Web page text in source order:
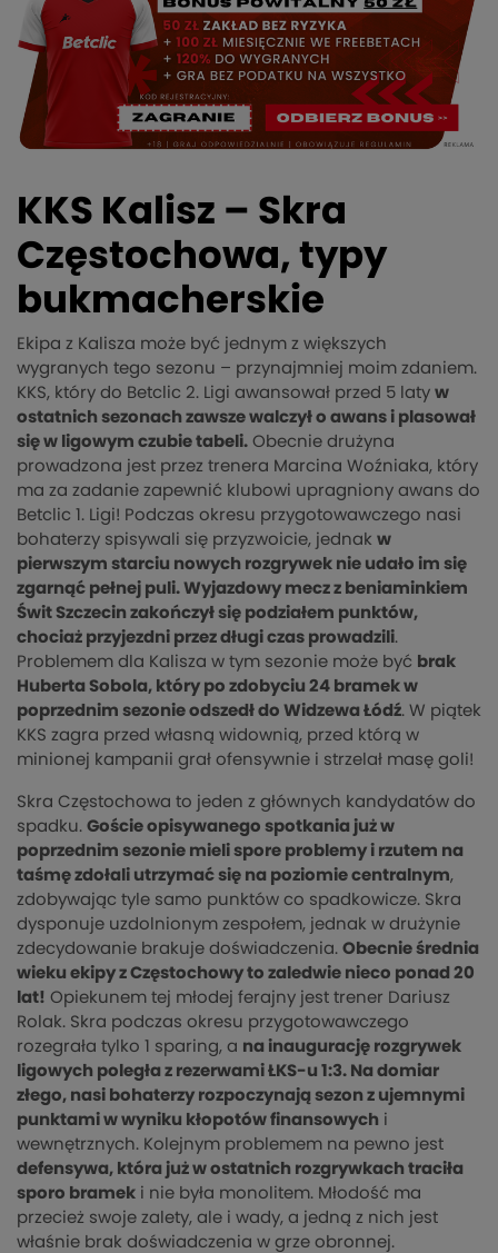
KKS Kalisz – Skra
Częstochowa, typy
bukmacherskie
Ekipa z Kalisza może być jednym z większych
wygranych tego sezonu – przynajmniej moim zdaniem.
KKS, który do Betclic 2. Ligi awansował przed 5 laty w
ostatnich sezonach zawsze walczył o awans i plasował
się w ligowym czubie tabeli. Obecnie drużyna
prowadzona jest przez trenera Marcina Woźniaka, który
ma za zadanie zapewnić klubowi upragniony awans do
Betclic 1. Ligi! Podczas okresu przygotowawczego nasi
bohaterzy spisywali się przyzwoicie, jednak w
pierwszym starciu nowych rozgrywek nie udało im się
zgarnąć pełnej puli. Wyjazdowy mecz z beniaminkiem
Świt Szczecin zakończył się podziałem punktów,
chociaż przyjezdni przez długi czas prowadzili.
Problemem dla Kalisza w tym sezonie może być brak
Huberta Sobola, który po zdobyciu 24 bramek w
poprzednim sezonie odszedł do Widzewa Łódź. W piątek
KKS zagra przed własną widownią, przed którą w
minionej kampanii grał ofensywnie i strzelał masę goli!
Skra Częstochowa to jeden z głównych kandydatów do
spadku. Goście opisywanego spotkania już w
poprzednim sezonie mieli spore problemy i rzutem na
taśmę zdołali utrzymać się na poziomie centralnym,
zdobywając tyle samo punktów co spadkowicze. Skra
dysponuje uzdolnionym zespołem, jednak w drużynie
zdecydowanie brakuje doświadczenia. Obecnie średnia
wieku ekipy z Częstochowy to zaledwie nieco ponad 20
lat! Opiekunem tej młodej ferajny jest trener Dariusz
Rolak. Skra podczas okresu przygotowawczego
rozegrała tylko 1 sparing, a na inaugurację rozgrywek
ligowych poległa z rezerwami ŁKS-u 1:3. Na domiar
złego, nasi bohaterzy rozpoczynają sezon z ujemnymi
punktami w wyniku kłopotów finansowych i
wewnętrznych. Kolejnym problemem na pewno jest
defensywa, która już w ostatnich rozgrywkach traciła
sporo bramek i nie była monolitem. Młodość ma
przecież swoje zalety, ale i wady, a jedną z nich jest
właśnie brak doświadczenia w grze obronnej.